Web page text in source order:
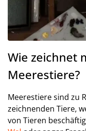
Wie zeichnet
Meerestiere?
Meerestiere sind zu
zeichnenden Tiere,
von Tieren